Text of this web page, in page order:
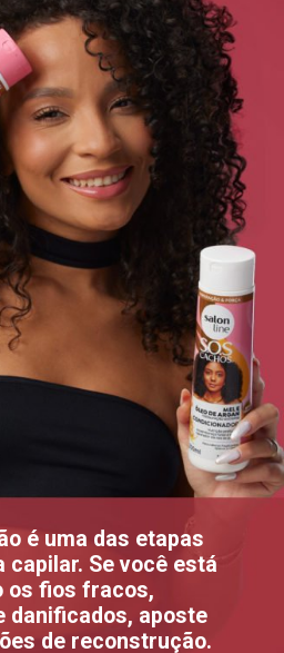
é uma das etapas
capilar. Se você está
os fios fracos,
danificados, aposte
de reconstrução.